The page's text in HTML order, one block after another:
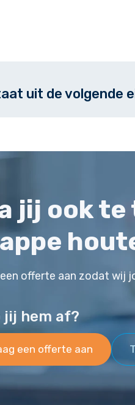
uit de volgende
jij ook te
offerte aan zodat wij
jij hem af?
een offerte aan